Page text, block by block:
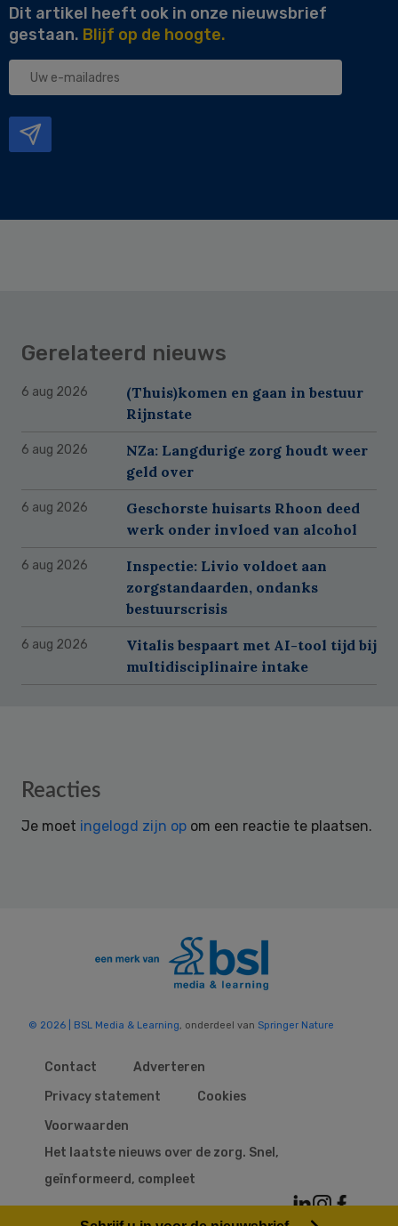
Dit artikel heeft ook in onze nieuwsbrief
gestaan. Blijf op de hoogte.
Uw
Gerelateerd nieuws
6 aug 2026
(Thuis)komen en gaan in bestuur
Rijnstate
6 aug 2026
NZa: Langdurige zorg houdt weer
geld over
6 aug 2026
Geschorste huisarts Rhoon deed
werk onder invloed van alcohol
6 aug 2026
Inspectie: Livio voldoet aan
zorgstandaarden, ondanks
bestuurscrisis
6 aug 2026
Vitalis bespaart met AI-tool tijd bij
multidisciplinaire intake
Reader
Reacties
Je moet ingelogd zijn op om een reactie te plaatsen.
© 2026 | BSL Media & Learning , onderdeel van Springer Nature
Contact
Adverteren
Privacy statement
Cookies
Voorwaarden
Het laatste nieuws over de zorg. Snel,
geïnformeerd, compleet